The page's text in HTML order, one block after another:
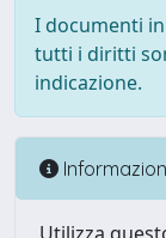
I documenti
tutti i diritti
indicazione.